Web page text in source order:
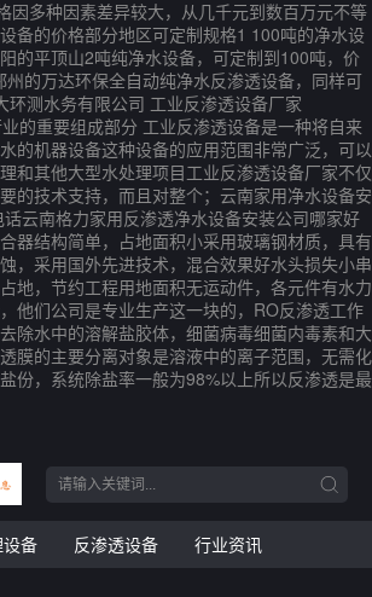
因多种因素差异较大，从几千元到数百万元不等
备的价格部分地区可定制规格1 100吨的净水设
的平顶山2吨纯净水设备，可定制到100吨，价
的万达环保全自动纯净水反渗透设备，同样可
环测水务有限公司 工业反渗透设备厂家
的重要组成部分 工业反渗透设备是一种将自来
的机器设备这种设备的应用范围非常广泛，可以
和其他大型水处理项目工业反渗透设备厂家不仅
的技术支持，而且对整个；云南家用净水设备安
云南格力家用反渗透净水设备安装公司哪家好
器结构简单，占地面积小采用玻璃钢材质，具有
，采用国外先进技术，混合效果好水头损失小串
地，节约工程用地面积无运动件，各元件有水力
他们公司是专业生产这一块的，RO反渗透工作
除水中的溶解盐胶体，细菌病毒细菌内毒素和大
膜的主要分离对象是溶液中的离子范围，无需化
份，系统除盐率一般为98%以上所以反渗透是最
备 反渗透设备 行业资讯